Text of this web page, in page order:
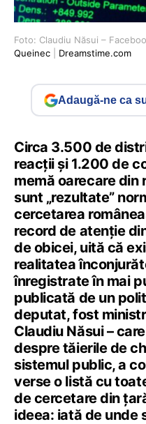
Foto: Claudiu Năsui –
Queinec
Dreamstime.com
Adaugă-ne ca
Circa 3.500 de
reacții și 1.200 de
memă oarecare din
sunt „rezultate”
cercetarea
record de atenție
de obicei, uită că
realitatea
înregistrate în mai
publicată de un
deputat, fost
Claudiu Năsui –
despre tăierile de
sistemul public, a
verse o listă cu
de cercetare din
ideea: iată de unde